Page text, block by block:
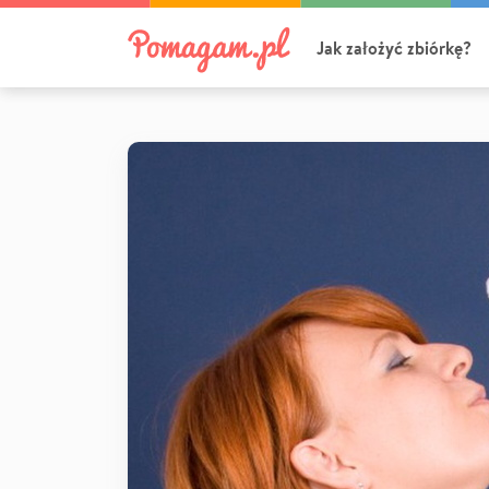
Jak założyć zbiórkę?